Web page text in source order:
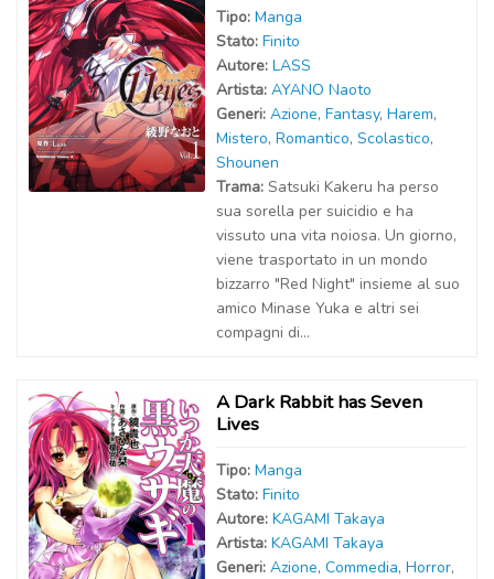
Tipo: Manga
Stato: Finito
Autore: LASS
Artista: AYANO Naoto
Generi: Azione, Fantasy, Harem,
Mistero, Romantico, Scolastico,
Shounen
Trama: Satsuki Kakeru ha perso
sua sorella per suicidio e ha
vissuto una vita noiosa. Un giorno,
viene trasportato in un mondo
bizzarro "Red Night" insieme al suo
amico Minase Yuka e altri sei
compagni di...
A Dark Rabbit has Seven
Lives
Tipo: Manga
Stato: Finito
Autore: KAGAMI Takaya
Artista: KAGAMI Takaya
Generi: Azione, Commedia, Horror,